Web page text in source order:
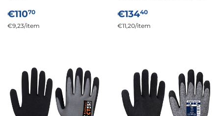
PREZZO
DI
€11070
Prezzo
€9,23/per
item
PREZZO
DI
€13440
Prezzo
€11,20/per
item